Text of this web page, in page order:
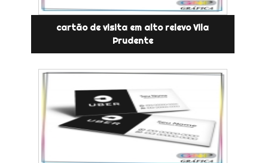
cartão de visita em alto relevo Vila
Prudente